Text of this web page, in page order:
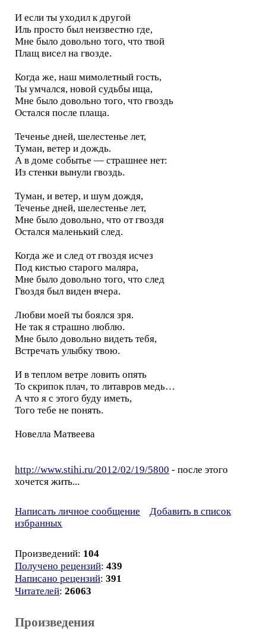
И если ты уходил к другой
Иль просто был неизвестно где,
Мне было довольно того, что твой
Плащ висел на гвозде.
Когда же, наш мимолетный гость,
Ты умчался, новой судьбы ища,
Мне было довольно того, что гвоздь
Остался после плаща.
Теченье дней, шелестенье лет,
Туман, ветер и дождь.
А в доме событье — страшнее нет:
Из стенки вынули гвоздь.
Туман, и ветер, и шум дождя,
Теченье дней, шелестенье лет,
Мне было довольно, что от гвоздя
Остался маленький след.
Когда же и след от гвоздя исчез
Под кистью старого маляра,
Мне было довольно того, что след
Гвоздя был виден вчера.
Любви моей ты боялся зря.
Не так я страшно люблю.
Мне было довольно видеть тебя,
Встречать улыбку твою.
И в теплом ветре ловить опять
То скрипок плач, то литавров медь…
А что я с этого буду иметь,
Того тебе не понять.
Новелла Матвеева
http://www.stihi.ru/2012/02/19/5800 - после этого
хочется жить...
Написать личное сообщение
Добавить в список
избранных
Произведений: 104
Получено рецензий: 439
Написано рецензий: 391
Читателей: 26063
Произведения